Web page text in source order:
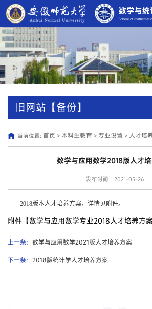
旧网站【备份】
当前位置: 首页 > 本科生教育 > 专业设置 > 人才培
数学与应用数学2018版人才
发布时间：2021-05-26
2018版本人才培养方案，详情见附件。
附件【数学与应用数学专业2018人才培养方
上一条： 数学与应用数学2021版人才培养方案
下一条： 2018版统计学人才培养方案